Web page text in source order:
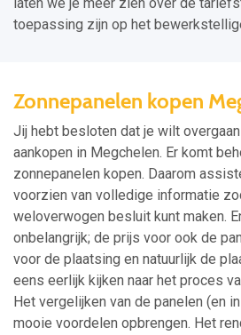
laten we je meer zien over de
toepassing zijn op het
Zonnepanelen kopen
Jij hebt besloten dat je wilt
aankopen in Megchelen. Er komt
zonnepanelen kopen. Daarom
voorzien van volledige informatie
weloverwogen besluit kunt maken.
onbelangrijk; de prijs voor ook de
voor de plaatsing en natuurlijk de
eens eerlijk kijken naar het proces
Het vergelijken van de panelen (en
mooie voordelen opbrengen. Het